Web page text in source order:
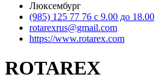
Люксембург
(985) 125 77 76 с 9.00 до 18.00
rotarexrus@gmail.com
https://www.rotarex.com
ROTAREX